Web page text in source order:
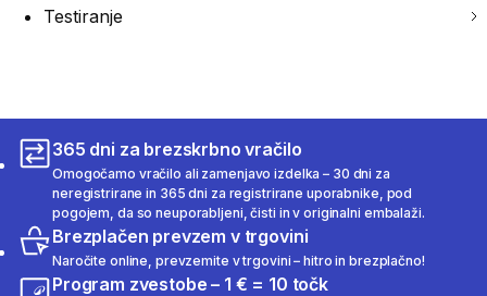
Testiranje
365 dni za brezskrbno vračilo
Omogočamo vračilo ali zamenjavo izdelka – 30 dni za
neregistrirane in 365 dni za registrirane uporabnike, pod
pogojem, da so neuporabljeni, čisti in v originalni embalaži.
Brezplačen prevzem v trgovini
Naročite online, prevzemite v trgovini – hitro in brezplačno!
Program zvestobe – 1 € = 10 točk